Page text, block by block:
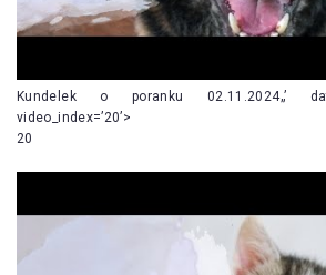
Kundelek o poranku 02.11.2024„’
video_index=’20’>
20